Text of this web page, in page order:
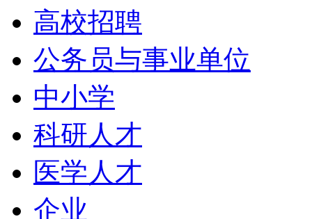
高校招聘
公务员与事业单位
中小学
科研人才
医学人才
企业